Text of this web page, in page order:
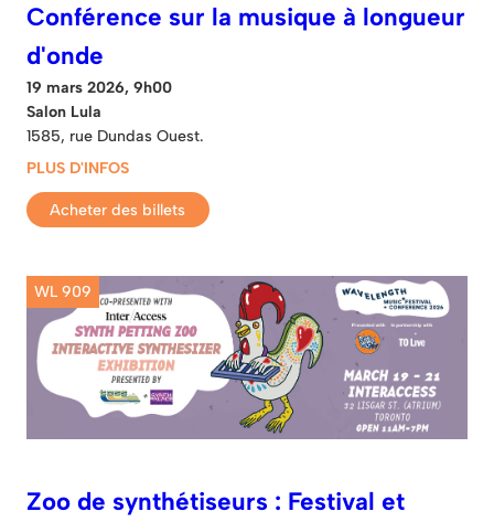
Conférence sur la musique à longueur
d'onde
19 mars 2026, 9h00
Salon Lula
1585, rue Dundas Ouest.
PLUS D'INFOS
Acheter des billets
WL 909
Zoo de synthétiseurs : Festival et